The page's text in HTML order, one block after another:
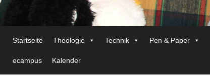
Startseite Theologie Technik Pen & Paper
ecampus Kalender